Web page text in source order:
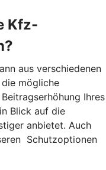
Kfz-
aus verschiedenen
die mögliche
Ihres
Blick auf die
anbietet. Auch
Schutzoptionen